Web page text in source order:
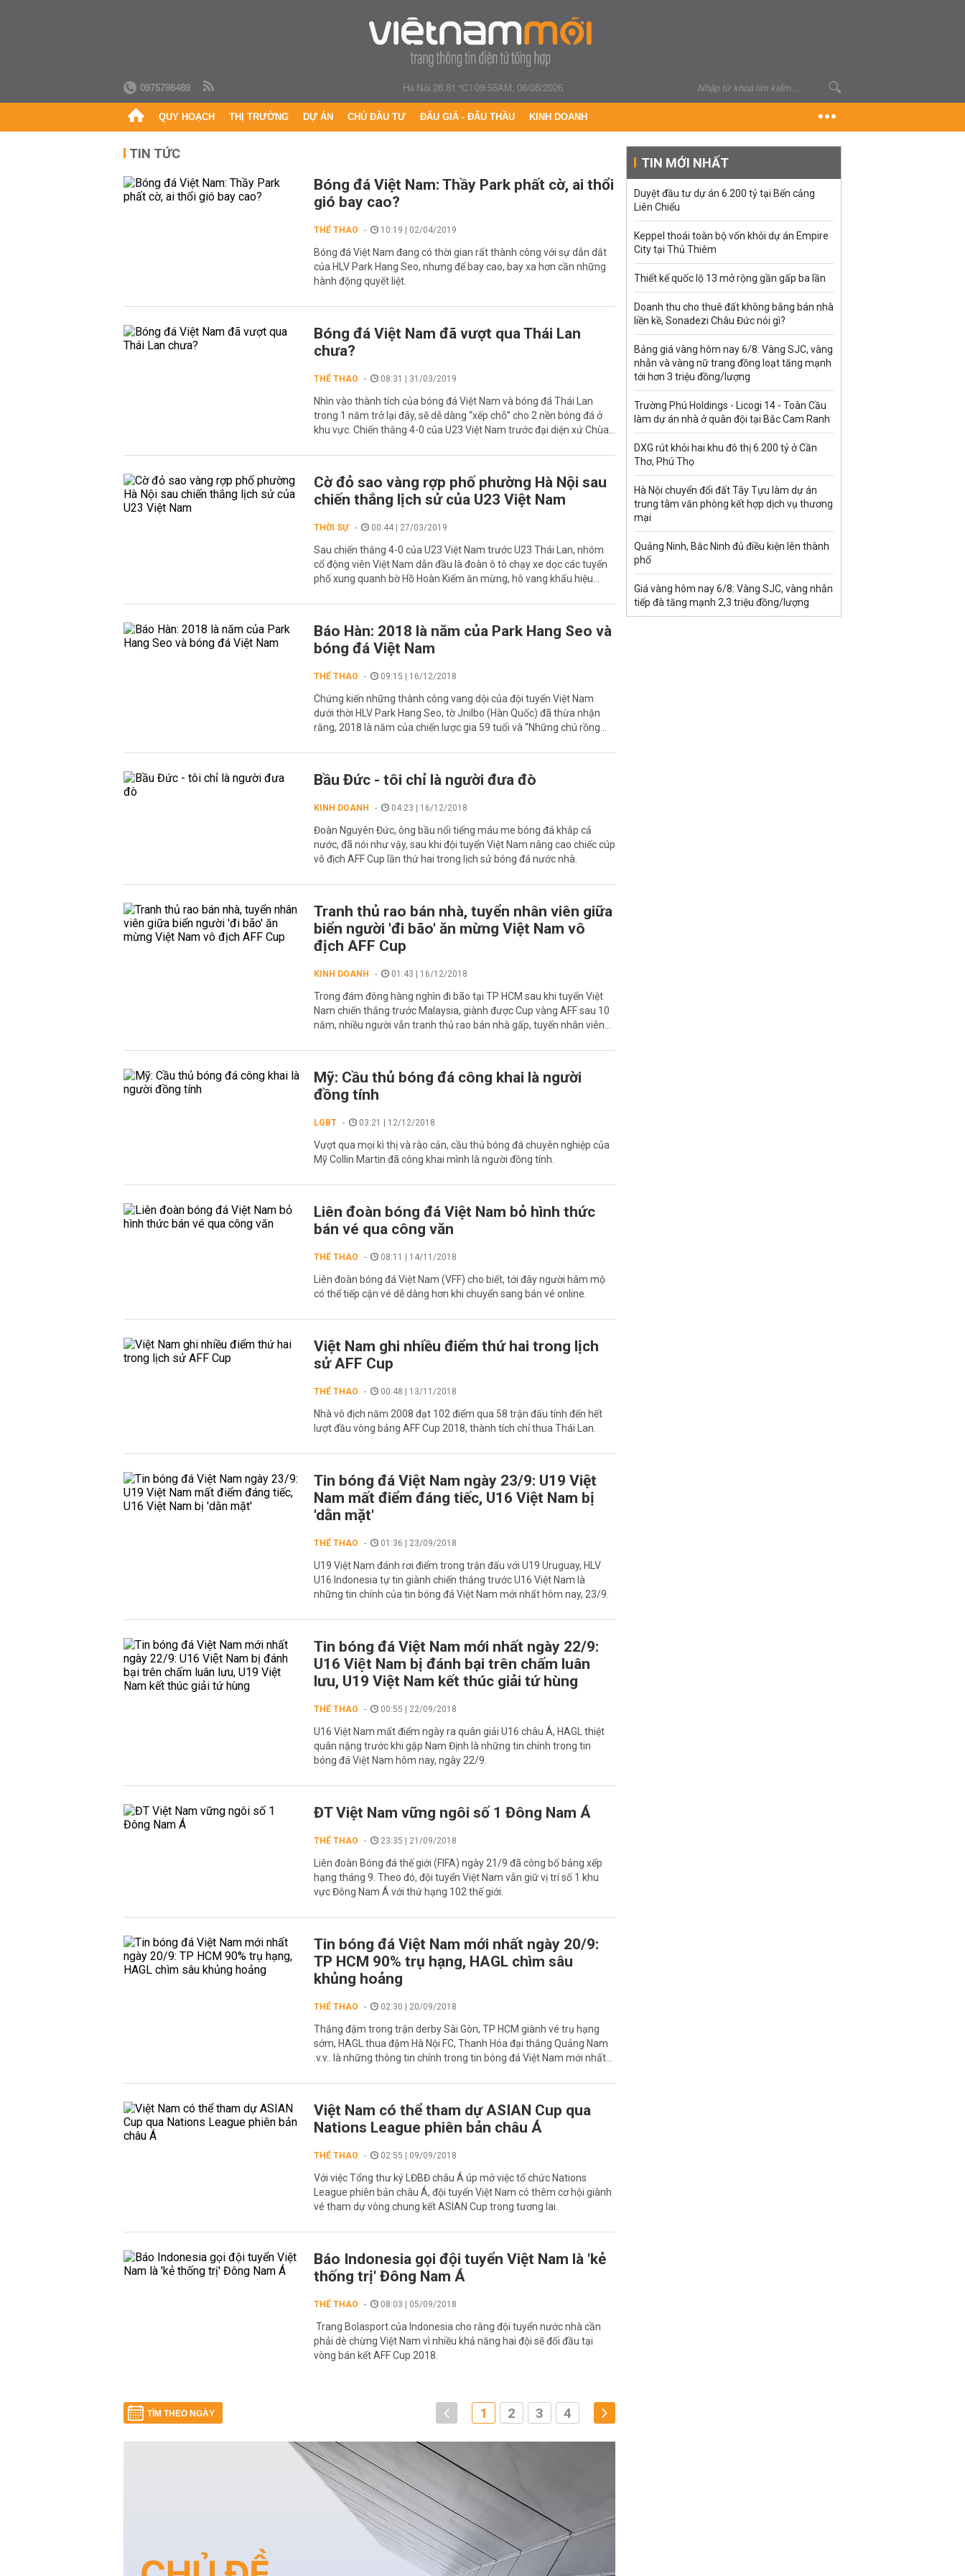
0975798489 Hà Nội 28.81 °C|09:55AM, 06/08/2026
QUY HOẠCH THỊ TRƯỜNG DỰ ÁN CHỦ ĐẦU TƯ ĐẤU GIÁ - ĐẤU THẦU KINH DOANH
TIN TỨC
Bóng đá Việt Nam: Thầy Park phất cờ, ai thổi
gió bay cao?
THỂ THAO 10:19 | 02/04/2019
Bóng đá Việt Nam đang có thời gian rất thành công với sự dẫn dắt
của HLV Park Hang Seo, nhưng để bay cao, bay xa hơn cần những
hành động quyết liệt.
Bóng đá Việt Nam đã vượt qua Thái Lan
chưa?
THỂ THAO 08:31 | 31/03/2019
Nhìn vào thành tích của bóng đá Việt Nam và bóng đá Thái Lan
trong 1 năm trở lại đây, sẽ dễ dàng “xếp chỗ” cho 2 nền bóng đá ở
khu vực. Chiến thắng 4-0 của U23 Việt Nam trước đại diện xứ Chùa...
Cờ đỏ sao vàng rợp phố phường Hà Nội sau
chiến thắng lịch sử của U23 Việt Nam
THỜI SỰ 00:44 | 27/03/2019
Sau chiến thắng 4-0 của U23 Việt Nam trước U23 Thái Lan, nhóm
cổ động viên Việt Nam dẫn đầu là đoàn ô tô chạy xe dọc các tuyến
phố xung quanh bờ Hồ Hoàn Kiếm ăn mừng, hô vang khẩu hiệu...
Báo Hàn: 2018 là năm của Park Hang Seo và
bóng đá Việt Nam
THỂ THAO 09:15 | 16/12/2018
Chứng kiến những thành công vang dội của đội tuyển Việt Nam
dưới thời HLV Park Hang Seo, tờ Jnilbo (Hàn Quốc) đã thừa nhận
rằng, 2018 là năm của chiến lược gia 59 tuổi và “Những chú rồng...
Bầu Đức - tôi chỉ là người đưa đò
KINH DOANH 04:23 | 16/12/2018
Đoàn Nguyên Đức, ông bầu nổi tiếng máu me bóng đá khắp cả
nước, đã nói như vậy, sau khi đội tuyển Việt Nam nâng cao chiếc cúp
vô địch AFF Cup lần thứ hai trong lịch sử bóng đá nước nhà.
Tranh thủ rao bán nhà, tuyển nhân viên giữa
biển người 'đi bão' ăn mừng Việt Nam vô
địch AFF Cup
KINH DOANH 01:43 | 16/12/2018
Trong đám đông hàng nghìn đi bão tại TP HCM sau khi tuyển Việt
Nam chiến thắng trước Malaysia, giành được Cup vàng AFF sau 10
năm, nhiều người vẫn tranh thủ rao bán nhà gấp, tuyển nhân viên...
Mỹ: Cầu thủ bóng đá công khai là người
đồng tính
LGBT 03:21 | 12/12/2018
Vượt qua mọi kì thị và rào cản, cầu thủ bóng đá chuyên nghiệp của
Mỹ Collin Martin đã công khai mình là người đồng tính.
Liên đoàn bóng đá Việt Nam bỏ hình thức
bán vé qua công văn
THỂ THAO 08:11 | 14/11/2018
Liên đoàn bóng đá Việt Nam (VFF) cho biết, tới đây người hâm mộ
có thể tiếp cận vé dễ dàng hơn khi chuyển sang bán vé online.
Việt Nam ghi nhiều điểm thứ hai trong lịch
sử AFF Cup
THỂ THAO 00:48 | 13/11/2018
Nhà vô địch năm 2008 đạt 102 điểm qua 58 trận đấu tính đến hết
lượt đầu vòng bảng AFF Cup 2018, thành tích chỉ thua Thái Lan.
Tin bóng đá Việt Nam ngày 23/9: U19 Việt
Nam mất điểm đáng tiếc, U16 Việt Nam bị
'dằn mặt'
THỂ THAO 01:36 | 23/09/2018
U19 Việt Nam đánh rơi điểm trong trận đấu với U19 Uruguay, HLV
U16 Indonesia tự tin giành chiến thắng trước U16 Việt Nam là
những tin chính của tin bóng đá Việt Nam mới nhất hôm nay, 23/9.
Tin bóng đá Việt Nam mới nhất ngày 22/9:
U16 Việt Nam bị đánh bại trên chấm luân
lưu, U19 Việt Nam kết thúc giải tứ hùng
THỂ THAO 00:55 | 22/09/2018
U16 Việt Nam mất điểm ngày ra quân giải U16 châu Á, HAGL thiệt
quân nặng trước khi gặp Nam Định là những tin chính trong tin
bóng đá Việt Nam hôm nay, ngày 22/9.
ĐT Việt Nam vững ngôi số 1 Đông Nam Á
THỂ THAO 23:35 | 21/09/2018
Liên đoàn Bóng đá thế giới (FIFA) ngày 21/9 đã công bố bảng xếp
hạng tháng 9. Theo đó, đội tuyển Việt Nam vẫn giữ vị trí số 1 khu
vực Đông Nam Á với thứ hạng 102 thế giới.
Tin bóng đá Việt Nam mới nhất ngày 20/9:
TP HCM 90% trụ hạng, HAGL chìm sâu
khủng hoảng
THỂ THAO 02:30 | 20/09/2018
Thắng đậm trong trận derby Sài Gòn, TP HCM giành vé trụ hạng
sớm, HAGL thua đậm Hà Nội FC, Thanh Hóa đại thắng Quảng Nam
.v.v.. là những thông tin chính trong tin bóng đá Việt Nam mới nhất...
Việt Nam có thể tham dự ASIAN Cup qua
Nations League phiên bản châu Á
THỂ THAO 02:55 | 09/09/2018
Với việc Tổng thư ký LĐBĐ châu Á úp mở việc tổ chức Nations
League phiên bản châu Á, đội tuyển Việt Nam có thêm cơ hội giành
vé tham dự vòng chung kết ASIAN Cup trong tương lai.
Báo Indonesia gọi đội tuyển Việt Nam là 'kẻ
thống trị' Đông Nam Á
THỂ THAO 08:03 | 05/09/2018
Trang Bolasport của Indonesia cho rằng đội tuyển nước nhà cần
phải dè chừng Việt Nam vì nhiều khả năng hai đội sẽ đối đầu tại
vòng bán kết AFF Cup 2018.
TÌM THEO NGÀY 1 2 3 4
TIN MỚI NHẤT
Duyệt đầu tư dự án 6.200 tỷ tại Bến cảng
Liên Chiểu
Keppel thoái toàn bộ vốn khỏi dự án Empire
City tại Thủ Thiêm
Thiết kế quốc lộ 13 mở rộng gần gấp ba lần
Doanh thu cho thuê đất không bằng bán nhà
liền kề, Sonadezi Châu Đức nói gì?
Bảng giá vàng hôm nay 6/8: Vàng SJC, vàng
nhẫn và vàng nữ trang đồng loạt tăng mạnh
tới hơn 3 triệu đồng/lượng
Trường Phú Holdings - Licogi 14 - Toàn Cầu
làm dự án nhà ở quân đội tại Bắc Cam Ranh
DXG rút khỏi hai khu đô thị 6.200 tỷ ở Cần
Thơ, Phú Thọ
Hà Nội chuyển đổi đất Tây Tựu làm dự án
trung tâm văn phòng kết hợp dịch vụ thương
mại
Quảng Ninh, Bắc Ninh đủ điều kiện lên thành
phố
Giá vàng hôm nay 6/8: Vàng SJC, vàng nhẫn
tiếp đà tăng mạnh 2,3 triệu đồng/lượng